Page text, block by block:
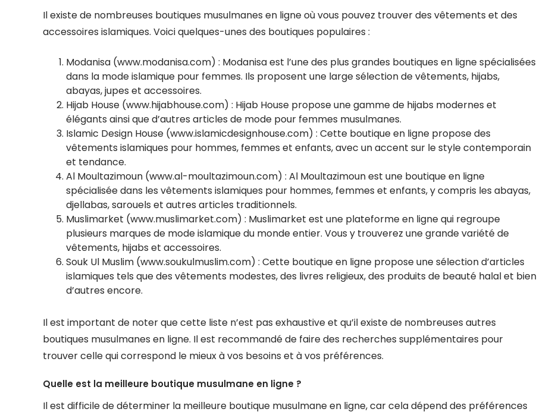
Il existe de nombreuses boutiques musulmanes en ligne où vous pouvez trouver des vêtements et des
accessoires islamiques. Voici quelques-unes des boutiques populaires :
Modanisa (www.modanisa.com) : Modanisa est l’une des plus grandes boutiques en ligne spécialisées
dans la mode islamique pour femmes. Ils proposent une large sélection de vêtements, hijabs,
abayas, jupes et accessoires.
Hijab House (www.hijabhouse.com) : Hijab House propose une gamme de hijabs modernes et
élégants ainsi que d’autres articles de mode pour femmes musulmanes.
Islamic Design House (www.islamicdesignhouse.com) : Cette boutique en ligne propose des
vêtements islamiques pour hommes, femmes et enfants, avec un accent sur le style contemporain
et tendance.
Al Moultazimoun (www.al-moultazimoun.com) : Al Moultazimoun est une boutique en ligne
spécialisée dans les vêtements islamiques pour hommes, femmes et enfants, y compris les abayas,
djellabas, sarouels et autres articles traditionnels.
Muslimarket (www.muslimarket.com) : Muslimarket est une plateforme en ligne qui regroupe
plusieurs marques de mode islamique du monde entier. Vous y trouverez une grande variété de
vêtements, hijabs et accessoires.
Souk Ul Muslim (www.soukulmuslim.com) : Cette boutique en ligne propose une sélection d’articles
islamiques tels que des vêtements modestes, des livres religieux, des produits de beauté halal et bien
d’autres encore.
Il est important de noter que cette liste n’est pas exhaustive et qu’il existe de nombreuses autres
boutiques musulmanes en ligne. Il est recommandé de faire des recherches supplémentaires pour
trouver celle qui correspond le mieux à vos besoins et à vos préférences.
Quelle est la meilleure boutique musulmane en ligne ?
Il est difficile de déterminer la meilleure boutique musulmane en ligne, car cela dépend des préférences